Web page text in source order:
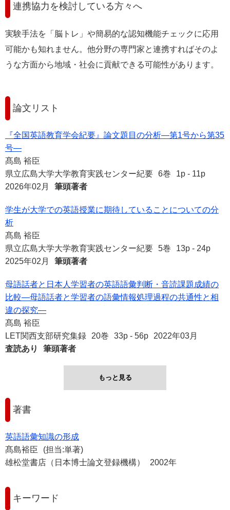
連携協力を検討している方々へ
実験手法を「脳トレ」や簡易的な認知機能チェックに応用
可能かも知れません。他分野の専門家と連携すればそのよ
うな方面から地域・社会に貢献できる可能性があります。
論文リスト
『全国英語教育学会紀要』論文題目の分析―第1号から第35
号―
髙島 裕臣
県立広島大学大学教育実践センター紀要 6巻
1p - 11p
2026年02月
筆頭著者
学生が大学での英語授業に期待していることについての分
析
髙島 裕臣
県立広島大学大学教育実践センター紀要 5巻
13p - 24p
2025年02月
筆頭著者
母語話者と日本人学習者の英語語彙判断・音読課題成績の
比較―母語話者と学習者の語彙情報処理過程の共通性と相
違の探究―
髙島 裕臣
LET関西支部研究集録
20巻 33p - 56p
2022年03月
査読あり
筆頭著者
もっと見る
著書
英語語彙知識の形成
髙島裕臣
(担当:単著)
雄松堂書店（日本博士論文登録機構）
2002年
キーワード